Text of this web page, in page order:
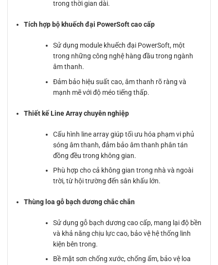
trong thời gian dài.
Tích hợp bộ khuếch đại PowerSoft cao cấp
Sử dụng module khuếch đại PowerSoft, một
trong những công nghệ hàng đầu trong ngành
âm thanh.
Đảm bảo hiệu suất cao, âm thanh rõ ràng và
mạnh mẽ với độ méo tiếng thấp.
Thiết kế Line Array chuyên nghiệp
Cấu hình line array giúp tối ưu hóa phạm vi phủ
sóng âm thanh, đảm bảo âm thanh phân tán
đồng đều trong không gian.
Phù hợp cho cả không gian trong nhà và ngoài
trời, từ hội trường đến sân khấu lớn.
Thùng loa gỗ bạch dương chắc chắn
Sử dụng gỗ bạch dương cao cấp, mang lại độ bền
và khả năng chịu lực cao, bảo vệ hệ thống linh
kiện bên trong.
Bề mặt sơn chống xước, chống ẩm, bảo vệ loa